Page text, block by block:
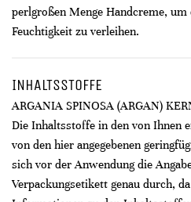
perlgroßen Menge Handcreme,
Feuchtigkeit zu verleihen.
INHALTSSTOFFE
ARGANIA SPINOSA (ARGAN)
Die Inhaltsstoffe in den von Ihnen
von den hier angegebenen
sich vor der Anwendung die
Verpackungsetikett genau durch,